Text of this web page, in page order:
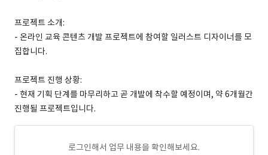
프로젝트 소개:
- 온라인 교육 콘텐츠 개발 프로젝트에 참여할 일러스트 디자이너를 모
집합니다.
프로젝트 진행 상황:
- 현재 기획 단계를 마무리하고 곧 개발에 착수할 예정이며, 약 6개월간
진행될 프로젝트입니다.
로그인해서 업무 내용을 확인해보세요.